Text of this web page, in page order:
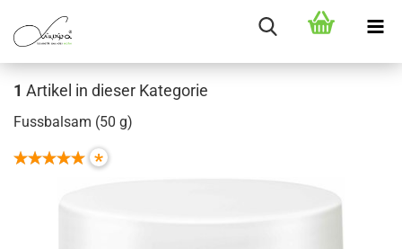
1 Artikel in dieser Kategorie
Fussbalsam (50 g)
*